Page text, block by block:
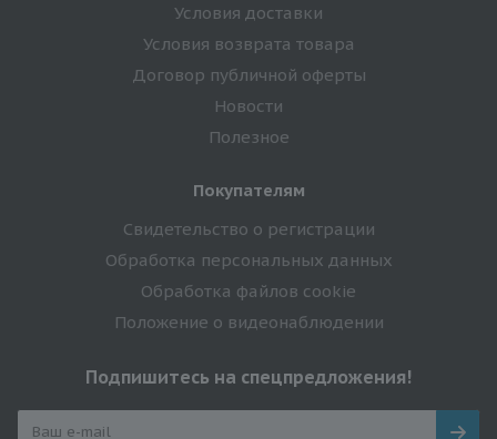
Условия доставки
Условия возврата товара
Договор публичной оферты
Новости
Полезное
Покупателям
Свидетельство о регистрации
Обработка персональных данных
Обработка файлов cookie
Положение о видеонаблюдении
Подпишитесь на спецпредложения!